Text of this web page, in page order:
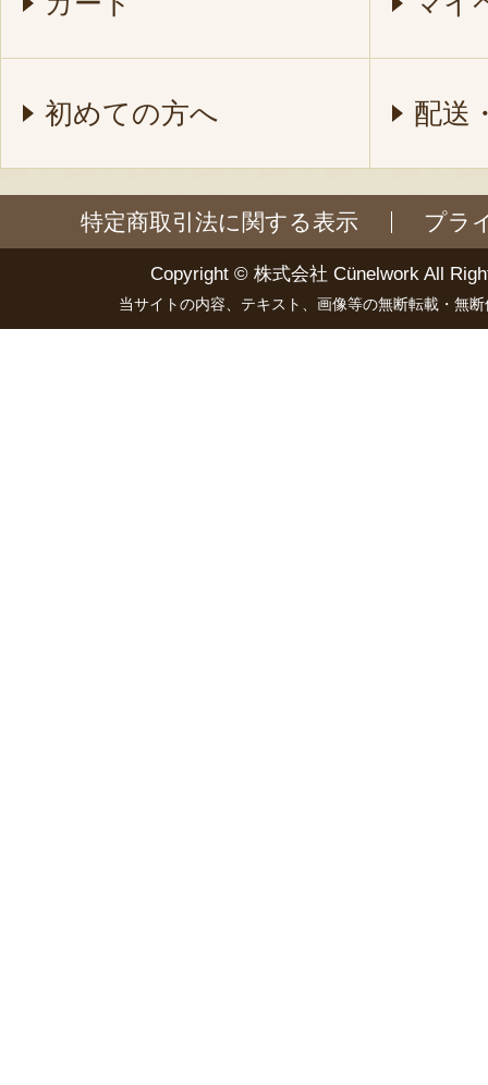
初めての方へ 配送
特定商取引法に関する表示 プラ
Copyright © 株式会社 Cünelwork All
当サイトの内容、テキスト、画像等の無断転載・無